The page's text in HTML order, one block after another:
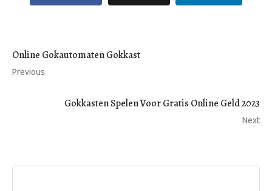
Online Gokautomaten Gokkast
Previous
Gokkasten Spelen Voor Gratis Online Geld 2023
Next